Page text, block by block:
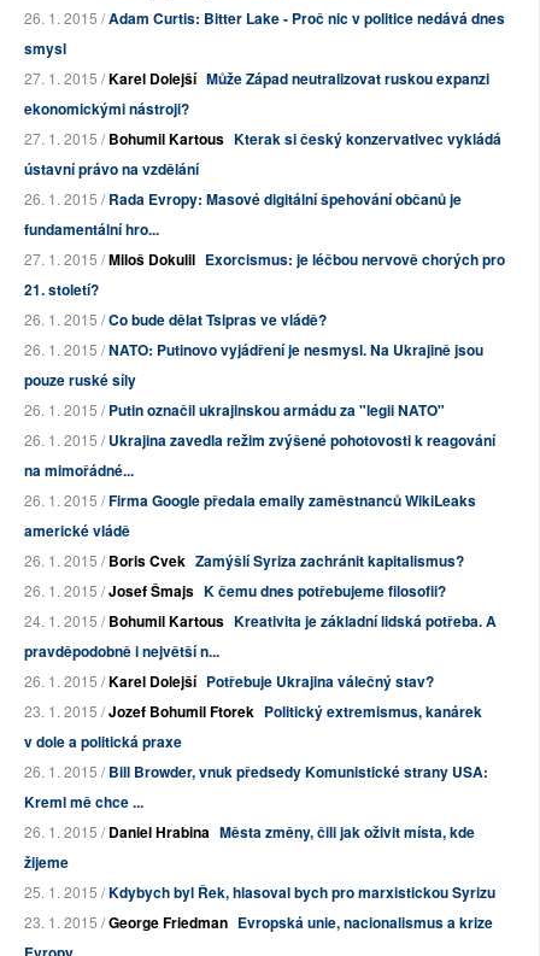
26. 1. 2015 /Adam Curtis: Bitter Lake - Proč nic v politice nedává dnes
smysl
27. 1. 2015 /Karel Dolejší Může Západ neutralizovat ruskou expanzi
ekonomickými nástroji?
27. 1. 2015 /Bohumil Kartous Kterak si český konzervativec vykládá
ústavní právo na vzdělání
26. 1. 2015 /Rada Evropy: Masové digitální špehování občanů je
fundamentální hro...
27. 1. 2015 /Miloš Dokulil Exorcismus: je léčbou nervově chorých pro
21. století?
26. 1. 2015 /Co bude dělat Tsipras ve vládě?
26. 1. 2015 /NATO: Putinovo vyjádření je nesmysl. Na Ukrajině jsou
pouze ruské síly
26. 1. 2015 /Putin označil ukrajinskou armádu za "legii NATO"
26. 1. 2015 /Ukrajina zavedla režim zvýšené pohotovosti k reagování
na mimořádné...
26. 1. 2015 /Firma Google předala emaily zaměstnanců WikiLeaks
americké vládě
26. 1. 2015 /Boris Cvek Zamýšlí Syriza zachránit kapitalismus?
26. 1. 2015 /Josef Šmajs K čemu dnes potřebujeme filosofii?
24. 1. 2015 /Bohumil Kartous Kreativita je základní lidská potřeba. A
pravděpodobně i největší n...
26. 1. 2015 /Karel Dolejší Potřebuje Ukrajina válečný stav?
23. 1. 2015 /Jozef Bohumil Ftorek Politický extremismus, kanárek
v dole a politická praxe
26. 1. 2015 /Bill Browder, vnuk předsedy Komunistické strany USA:
Kreml mě chce ...
26. 1. 2015 /Daniel Hrabina Města změny, čili jak oživit místa, kde
žijeme
25. 1. 2015 /Kdybych byl Řek, hlasoval bych pro marxistickou Syrizu
23. 1. 2015 /George Friedman Evropská unie, nacionalismus a krize